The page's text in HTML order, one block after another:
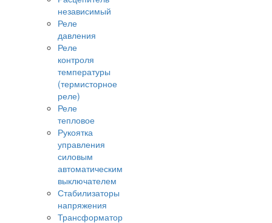
независимый
Реле
давления
Реле
контроля
температуры
(термисторное
реле)
Реле
тепловое
Рукоятка
управления
силовым
автоматическим
выключателем
Стабилизаторы
напряжения
Трансформатор